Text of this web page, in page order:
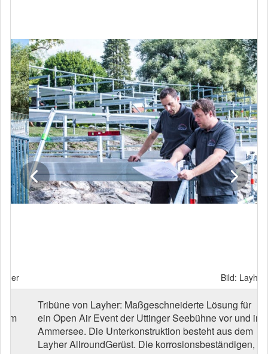
Bild: Layher
Tribüne von Layher: Maßgeschneiderte Lösung für
ein Open Air Event der Uttinger Seebühne vor und im
Ammersee. Die Unterkonstruktion besteht aus dem
Layher AllroundGerüst. Die korrosionsbeständigen,